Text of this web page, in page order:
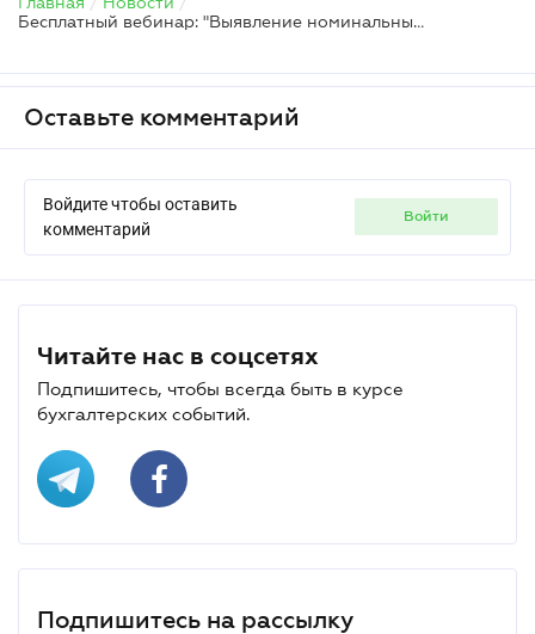
Бесплатный вебинар: "Выявление номинальных директоров: инструменты комплаенс-расследования"
Оставьте комментарий
Войдите чтобы оставить
комментарий
войти
Читайте нас в соцсетях
Подпишитесь, чтобы всегда быть в курсе
бухгалтерских событий.
Подпишитесь на рассылку